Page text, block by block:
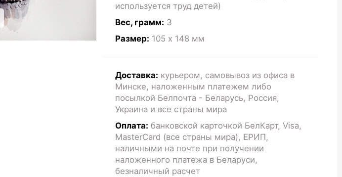
используется труд детей)
Вес, грамм: 3
Размер: 105 x 148 мм
Доставка: курьером, самовывоз из офиса в
Минске, наложенным платежем либо
посылкой Белпочта - Беларусь, Россия,
Украина и все страны мира
Оплата: банковской карточкой БелКарт, Visa,
MasterCard (все страны мира), ЕРИП,
наличными на почте при получении
наложенного платежа в Беларуси,
безналичный расчет